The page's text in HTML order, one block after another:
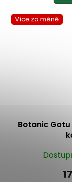
Více za méně
Botanic